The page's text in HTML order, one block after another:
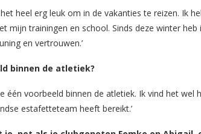
heel erg leuk om in de vakanties te reizen. Ik
mijn trainingen en school. Sinds deze winter
en vertrouwen.’
binnen de atletiek?
één voorbeeld binnen de atletiek. Ik vind het wel
estafetteteam heeft bereikt.’